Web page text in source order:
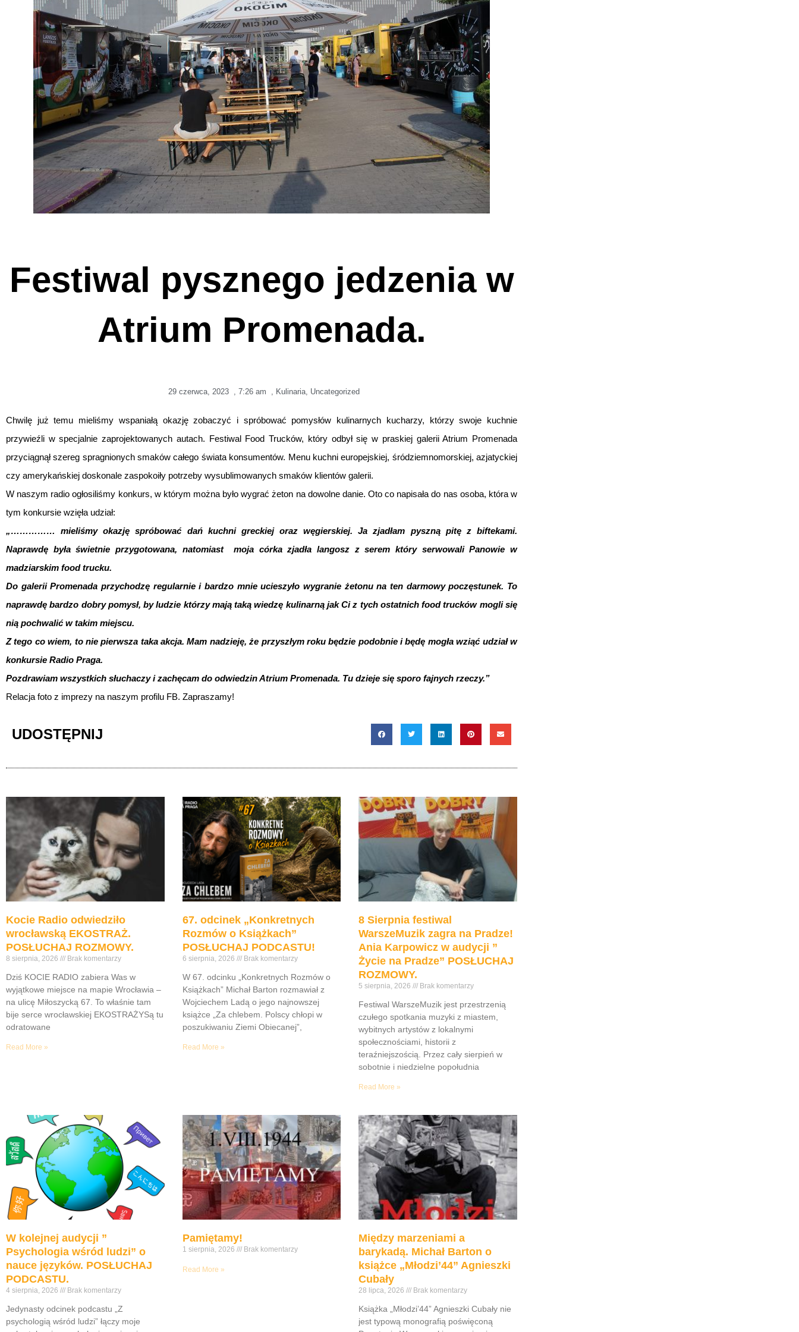
Festiwal pysznego jedzenia w
Atrium Promenada.
29 czerwca, 2023 , 7:26 am , Kulinaria, Uncategorized
Chwilę już temu mieliśmy wspaniałą okazję zobaczyć i spróbować pomysłów kulinarnych kucharzy, którzy swoje kuchnie
przywieźli w specjalnie zaprojektowanych autach. Festiwal Food Trucków, który odbył się w praskiej galerii Atrium Promenada
przyciągnął szereg spragnionych smaków całego świata konsumentów. Menu kuchni europejskiej, śródziemnomorskiej, azjatyckiej
czy amerykańskiej doskonale zaspokoiły potrzeby wysublimowanych smaków klientów galerii.
W naszym radio ogłosiliśmy konkurs, w którym można było wygrać żeton na dowolne danie. Oto co napisała do nas osoba, która w
tym konkursie wzięła udział:
„…………… mieliśmy okazję spróbować dań kuchni greckiej oraz węgierskiej. Ja zjadłam pyszną pitę z biftekami.
Naprawdę była świetnie przygotowana, natomiast moja córka zjadła langosz z serem który serwowali Panowie w
madziarskim food trucku.
Do galerii Promenada przychodzę regularnie i bardzo mnie ucieszyło wygranie żetonu na ten darmowy poczęstunek. To
naprawdę bardzo dobry pomysł, by ludzie którzy mają taką wiedzę kulinarną jak Ci z tych ostatnich food trucków mogli się
nią pochwalić w takim miejscu.
Z tego co wiem, to nie pierwsza taka akcja. Mam nadzieję, że przyszłym roku będzie podobnie i będę mogła wziąć udział w
konkursie Radio Praga.
Pozdrawiam wszystkich słuchaczy i zachęcam do odwiedzin Atrium Promenada. Tu dzieje się sporo fajnych rzeczy.”
Relacja foto z imprezy na naszym profilu FB. Zapraszamy!
UDOSTĘPNIJ
Kocie Radio odwiedziło
wrocławską EKOSTRAŻ.
POSŁUCHAJ ROZMOWY.
8 sierpnia, 2026 Brak komentarzy
Dziś KOCIE RADIO zabiera Was w
wyjątkowe miejsce na mapie Wrocławia –
na ulicę Miłoszycką 67. To właśnie tam
bije serce wrocławskiej EKOSTRAŻYSą tu
odratowane
Read More »
67. odcinek „Konkretnych
Rozmów o Książkach”
POSŁUCHAJ PODCASTU!
6 sierpnia, 2026 Brak komentarzy
W 67. odcinku „Konkretnych Rozmów o
Książkach” Michał Barton rozmawiał z
Wojciechem Ladą o jego najnowszej
książce „Za chlebem. Polscy chłopi w
poszukiwaniu Ziemi Obiecanej”,
Read More »
8 Sierpnia festiwal
WarszeMuzik zagra na Pradze!
Ania Karpowicz w audycji ”
Życie na Pradze” POSŁUCHAJ
ROZMOWY.
5 sierpnia, 2026 Brak komentarzy
Festiwal WarszeMuzik jest przestrzenią
czułego spotkania muzyki z miastem,
wybitnych artystów z lokalnymi
społecznościami, historii z
teraźniejszością. Przez cały sierpień w
sobotnie i niedzielne popołudnia
Read More »
W kolejnej audycji ”
Psychologia wśród ludzi” o
nauce języków. POSŁUCHAJ
PODCASTU.
4 sierpnia, 2026 Brak komentarzy
Jedynasty odcinek podcastu „Z
psychologią wśród ludzi” łączy moje
Pamiętamy!
1 sierpnia, 2026 Brak komentarzy
Read More »
Między marzeniami a
barykadą. Michał Barton o
książce „Młodzi’44” Agnieszki
Cubały
28 lipca, 2026 Brak komentarzy
Książka „Młodzi’44” Agnieszki Cubały nie
jest typową monografią poświęconą